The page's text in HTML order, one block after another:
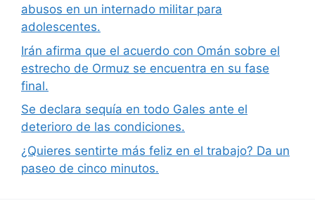
abusos en un internado militar para
adolescentes.
Irán afirma que el acuerdo con Omán sobre el
estrecho de Ormuz se encuentra en su fase
final.
Se declara sequía en todo Gales ante el
deterioro de las condiciones.
¿Quieres sentirte más feliz en el trabajo? Da un
paseo de cinco minutos.